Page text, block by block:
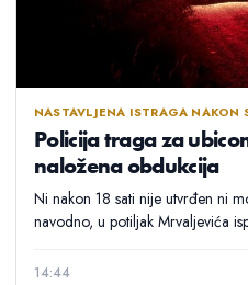
NASTAVLJENA ISTRAGA NAKON
Policija traga za
naložena obdukcija
Ni nakon 18 sati nije utvrđen ni
navodno, u potiljak Mrvaljevića
14:44